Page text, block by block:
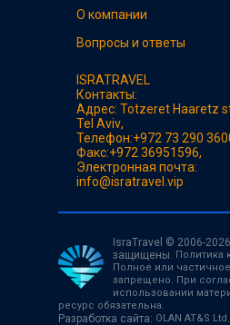
О компании
Вопросы и ответы
ISRATRAVEL
Контакты:
Адрес: Totzeret Haaretz
Tel Aviv,
Телефон:+972 73 290
Факс:+972 36951596,
Электронная почта:
info@isratravel.vip
IsraTravel © 2006-
защищены. Политика
Полное или
запрещено. При
использовании
ресурс обязательна.
Разработка сайта: OLAN AT&S Ltd.